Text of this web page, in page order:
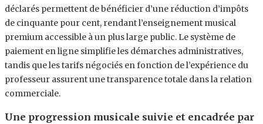
déclarés permettent de bénéficier d’une réduction d’impôts
de cinquante pour cent, rendant l’enseignement musical
premium accessible à un plus large public. Le système de
paiement en ligne simplifie les démarches administratives,
tandis que les tarifs négociés en fonction de l’expérience du
professeur assurent une transparence totale dans la relation
commerciale.
Une progression musicale suivie et encadrée par